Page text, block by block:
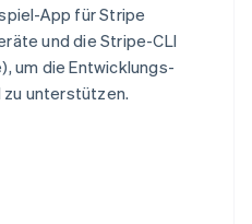
App für Stripe
und die Stripe-CLI
um die Entwicklungs-
unterstützen.